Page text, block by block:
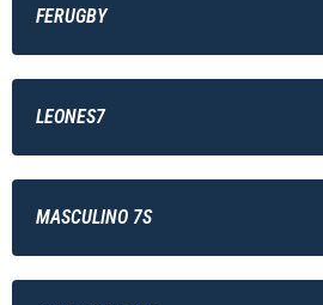
FERUGBY
LEONES7
MASCULINO 7S